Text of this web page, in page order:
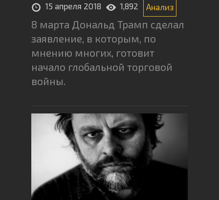
15 апреля 2018 1,892 Анализ
8 марта Дональд Трамп сделал
заявление, в которым, по
мнению многих, готовит
начало глобальной торговой
войны.